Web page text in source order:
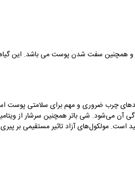
و همچنین سفت شدن پوست می باشد. این
چرب ضروری و مهم برای سلامتی پوست
است. مولکول‌های آزاد تاثیر مستقیمی بر